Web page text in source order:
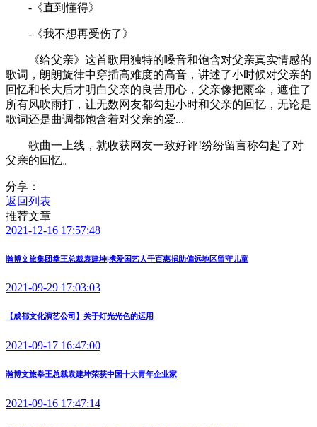
-《直到懂得》
-《我不想再受伤了》
《给父亲》这首歌用独特的嗓音和饱含对父亲真实情感的
歌词，朗朗旋律中穿插高难度的高音，讲述了小时候对父亲的
回忆和长大后才明白父亲的良苦用心，父亲像把雨伞，遮住了
所有风吹雨打，让无数网友都勾起小时和父亲的回忆，无论是
歌词还是曲调都饱含着对父亲的爱...
歌曲一上线，就收获网友一致好评!纷纷留言称勾起了对
父亲的回忆。
分享：
返回列表
推荐文章
2021-12-16 17:57:48
瀚博文旅集团拳王总裁袁建坤|携爱国艺人千百惠捐助偏远地区留守儿童
2021-09-29 17:03:03
【成都文化演艺公司】关于灯光光色的运用
2021-09-17 16:47:00
瀚博文旅拳王总裁袁建坤荣获中国十大青年企业家
2021-09-16 17:47:14